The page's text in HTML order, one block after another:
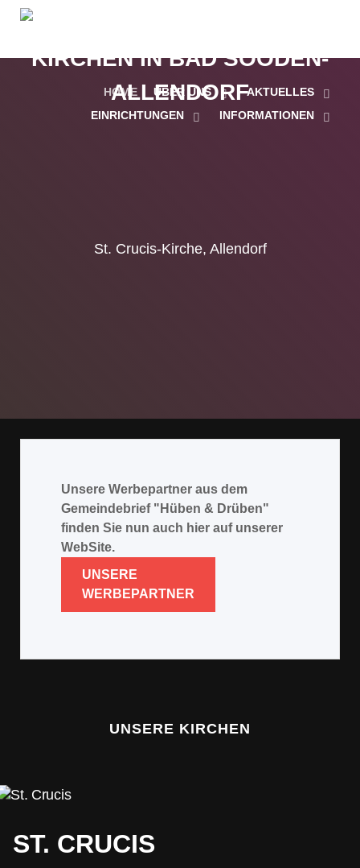
HOME ÜBER UNS
AKTUELLES
EINRICHTUNGEN
INFORMATIONEN
St. Crucis-Kirche, Allendorf
Unsere Werbepartner aus dem
Gemeindebrief "Hüben & Drüben"
finden Sie nun auch hier auf unserer
WebSite.
UNSERE
WERBEPARTNER
UNSERE KIRCHEN
ST. CRUCIS